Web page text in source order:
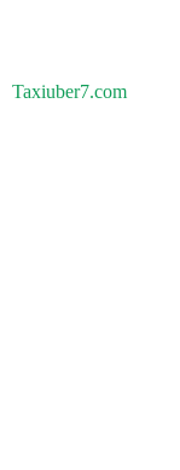
Taxiuber7.com